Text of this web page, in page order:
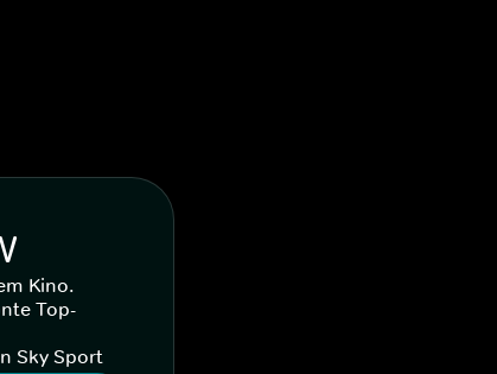
Kino.
Top-
Sky Sport